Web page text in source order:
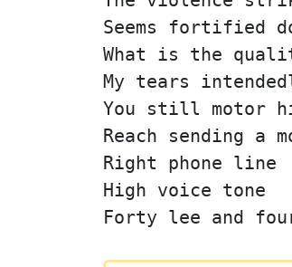
Seems fortified
What is the
My tears
You still motor
Reach sending a
Right phone line
High voice tone
Forty lee and